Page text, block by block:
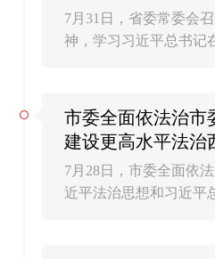
等工作 赵一德主
7月31日，省委常委会
神，学习习近平总书记
市委全面依法治市
建设更高水平法治
篇章提供有力法治
7月28日，市委全面依
近平法治思想和习近平